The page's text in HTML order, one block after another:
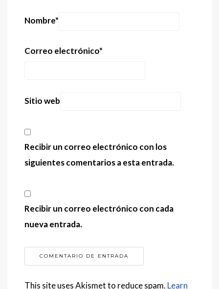
Nombre*
Correo electrónico*
Sitio web
Recibir un correo electrónico con los
siguientes comentarios a esta entrada.
Recibir un correo electrónico con cada
nueva entrada.
This site uses Akismet to reduce spam. Learn